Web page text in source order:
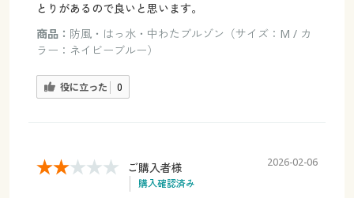
とりがあるので良いと思います。
商品： 防風・はっ水・中わたブルゾン（サイズ：M / カ
ラー：ネイビーブルー）
役に立った 0
ご購入者様
購入確認済み
2026-02-06